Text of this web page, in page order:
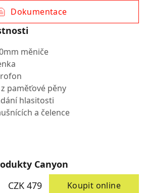
Dokumentace
měniče
paměťové pěny
hlasitosti
a čelence
Canyon
CZK 479
Koupit online